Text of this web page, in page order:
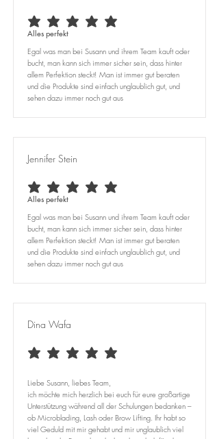
average rating is 5 out of 5
Alles perfekt
Egal was man bei Susann und ihrem Team kauft oder
bucht, man kann sich immer sicher sein, dass hinter
allem Perfektion steckt! Man ist immer gut beraten
und die Produkte sind einfach unglaublich gut, und
sehen dazu immer noch gut aus
Jennifer Stein
average rating is 5 out of 5
Alles perfekt
Egal was man bei Susann und ihrem Team kauft oder
bucht, man kann sich immer sicher sein, dass hinter
allem Perfektion steckt! Man ist immer gut beraten
und die Produkte sind einfach unglaublich gut, und
sehen dazu immer noch gut aus
Dina Wafa
average rating is 5 out of 5
Liebe Susann, liebes Team,
ich möchte mich herzlich bei euch für eure großartige
Unterstützung während all der Schulungen bedanken –
ob Microblading, Lash oder Brow Lifting. Ihr habt so
viel Geduld mit mir gehabt und mir unglaublich viel